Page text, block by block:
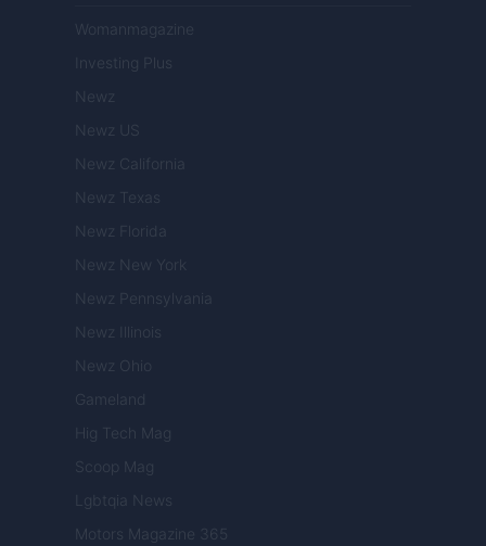
Womanmagazine
Investing Plus
Newz
Newz US
Newz California
Newz Texas
Newz Florida
Newz New York
Newz Pennsylvania
Newz Illinois
Newz Ohio
Gameland
Hig Tech Mag
Scoop Mag
Lgbtqia News
Motors Magazine 365